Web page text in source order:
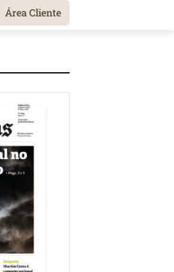
Área Cliente